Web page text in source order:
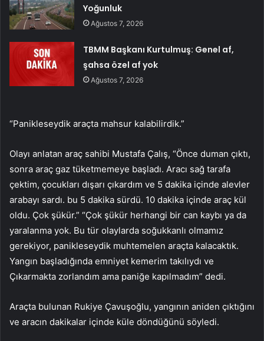
Yoğunluk
Ağustos 7, 2026
TBMM Başkanı Kurtulmuş: Genel af,
şahsa özel af yok
Ağustos 7, 2026
“Panikleseydik araçta mahsur kalabilirdik.”
Olayı anlatan araç sahibi Mustafa Çalış, “Önce duman çıktı,
sonra araç gaz tüketmemeye başladı. Aracı sağ tarafa
çektim, çocukları dışarı çıkardım ve 5 dakika içinde alevler
arabayı sardı. bu 5 dakika sürdü. 10 dakika içinde araç kül
oldu. Çok şükür.” “Çok şükür herhangi bir can kaybı ya da
yaralanma yok. Bu tür olaylarda soğukkanlı olmamız
gerekiyor, panikleseydik muhtemelen araçta kalacaktık.
Yangın başladığında emniyet kemerim takılıydı ve
Çıkarmakta zorlandım ama paniğe kapılmadım” dedi.
Araçta bulunan Rukiye Çavuşoğlu, yangının aniden çıktığını
ve aracın dakikalar içinde küle döndüğünü söyledi.